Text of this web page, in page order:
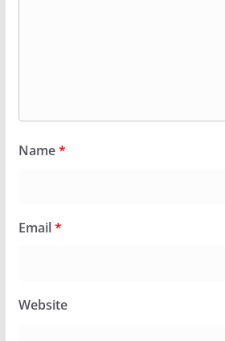
Name*
Email*
Website